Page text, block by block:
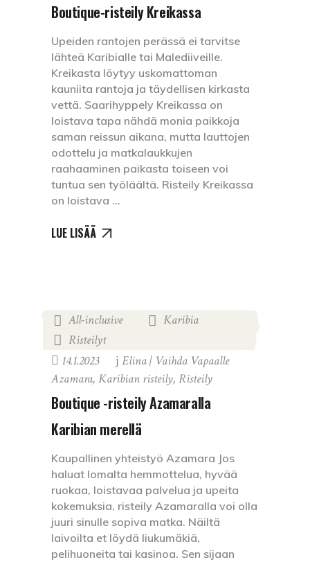
Boutique-risteily Kreikassa
Upeiden rantojen perässä ei tarvitse
lähteä Karibialle tai Malediiveille.
Kreikasta löytyy uskomattoman
kauniita rantoja ja täydellisen kirkasta
vettä. Saarihyppely Kreikassa on
loistava tapa nähdä monia paikkoja
saman reissun aikana, mutta lauttojen
odottelu ja matkalaukkujen
raahaaminen paikasta toiseen voi
tuntua sen työläältä. Risteily Kreikassa
on loistava
LUE LISÄÄ
All-inclusive Karibia
Risteilyt
14.1.2023
Elina | Vaihda Vapaalle
Azamara, Karibian risteily, Risteily
Boutique -risteily Azamaralla
Karibian merellä
Kaupallinen yhteistyö Azamara Jos
haluat lomalta hemmottelua, hyvää
ruokaa, loistavaa palvelua ja upeita
kokemuksia, risteily Azamaralla voi olla
juuri sinulle sopiva matka. Näiltä
laivoilta et löydä liukumäkiä,
pelihuoneita tai kasinoa. Sen sijaan